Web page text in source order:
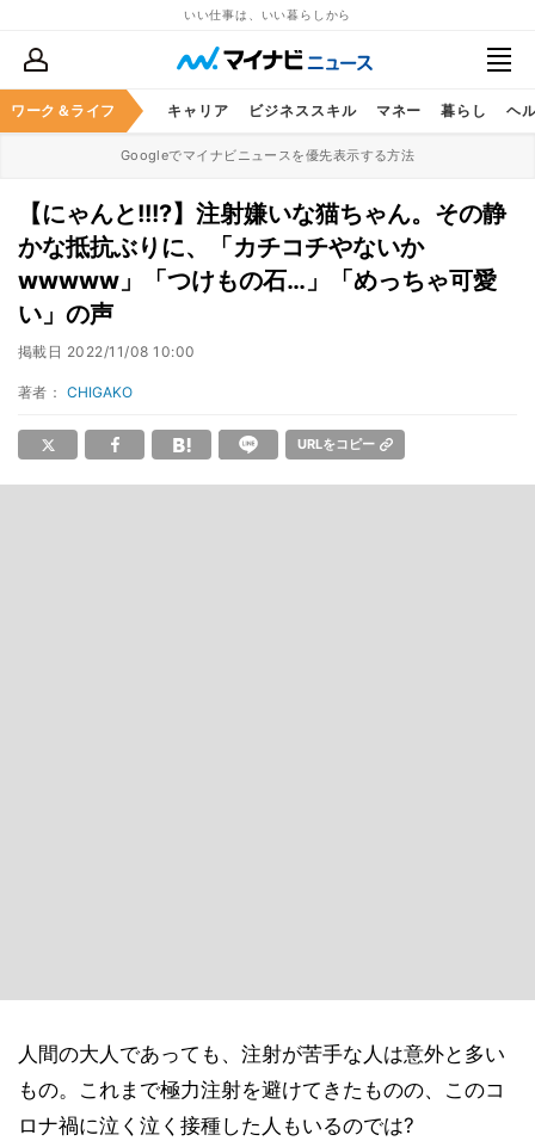
いい仕事は、いい暮らしから
ワーク＆ライフ キャリア ビジネススキル マネー 暮らし ヘ
Googleでマイナビニュースを優先表示する方法
【にゃんと!!!?】注射嫌いな猫ちゃん。その静
かな抵抗ぶりに、「カチコチやないか
wwwww」「つけもの石…」「めっちゃ可愛
い」の声
掲載日 2022/11/08 10:00
著者： CHIGAKO
URLをコピー
人間の大人であっても、注射が苦手な人は意外と多い
もの。これまで極力注射を避けてきたものの、このコ
ロナ禍に泣く泣く接種した人もいるのでは?